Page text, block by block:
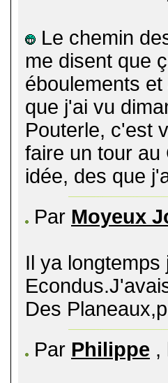
Le chemin
me disent que
éboulements
que j'ai vu
Pouterle, c'est
faire un tour au
idée, des que
Par Moyeux
Il ya
Des
Par Philippe ,